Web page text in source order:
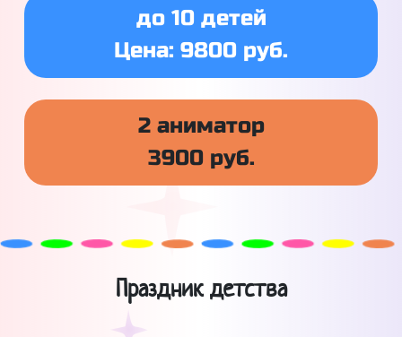
до 10 детей
Цена: 9800 руб.
2 аниматор
3900 руб.
Праздник детства